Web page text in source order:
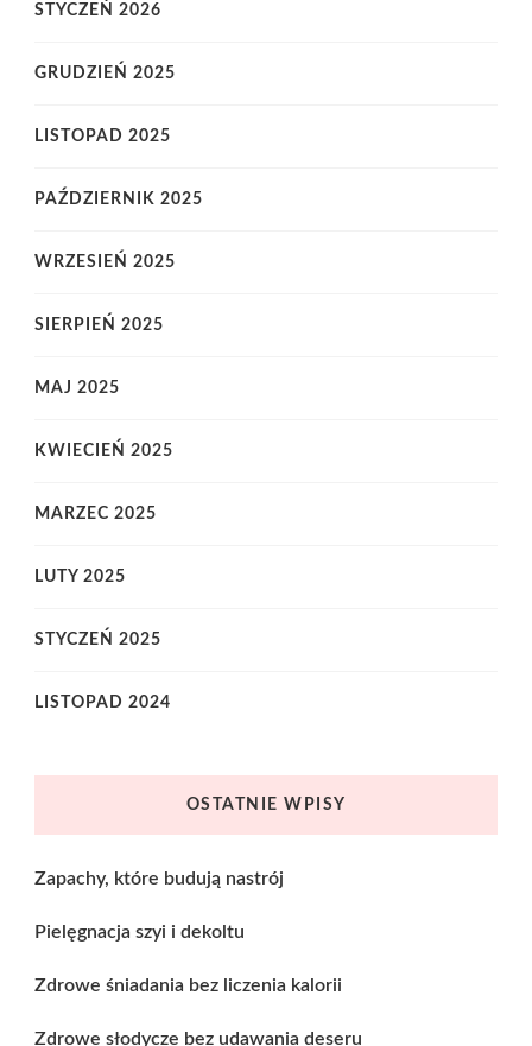
STYCZEŃ 2026
GRUDZIEŃ 2025
LISTOPAD 2025
PAŹDZIERNIK 2025
WRZESIEŃ 2025
SIERPIEŃ 2025
MAJ 2025
KWIECIEŃ 2025
MARZEC 2025
LUTY 2025
STYCZEŃ 2025
LISTOPAD 2024
OSTATNIE WPISY
Zapachy, które budują nastrój
Pielęgnacja szyi i dekoltu
Zdrowe śniadania bez liczenia kalorii
Zdrowe słodycze bez udawania deseru